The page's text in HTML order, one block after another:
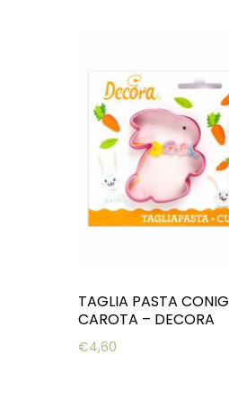
TAGLIA PASTA
CAROTA – DECORA
€4,60